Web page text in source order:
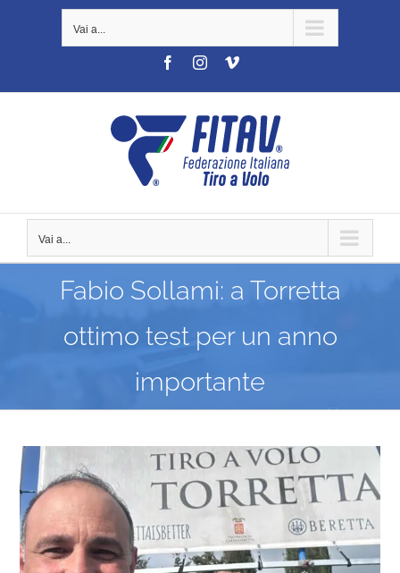
Vai a...
FacebookInstagramVimeo
Vai a...
Fabio Sollami: a Torretta
ottimo test per un anno
importante
Ingrandisci
immagine